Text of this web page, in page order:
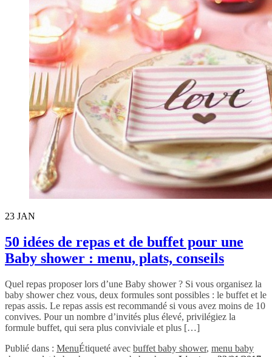
23 JAN
50 idées de repas et de buffet pour une
Baby shower : menu, plats, conseils
Quel repas proposer lors d’une Baby shower ? Si vous organisez la
baby shower chez vous, deux formules sont possibles : le buffet et le
repas assis. Le repas assis est recommandé si vous avez moins de 10
convives. Pour un nombre d’invités plus élevé, privilégiez la
formule buffet, qui sera plus conviviale et plus […]
Publié dans : MenuÉtiqueté avec buffet baby shower, menu baby